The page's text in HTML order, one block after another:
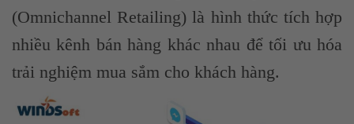
(Omnichannel Retailing) là hình thức tích hợp
nhiều kênh bán hàng khác nhau để tối ưu hóa
trải nghiệm mua sắm cho khách hàng.